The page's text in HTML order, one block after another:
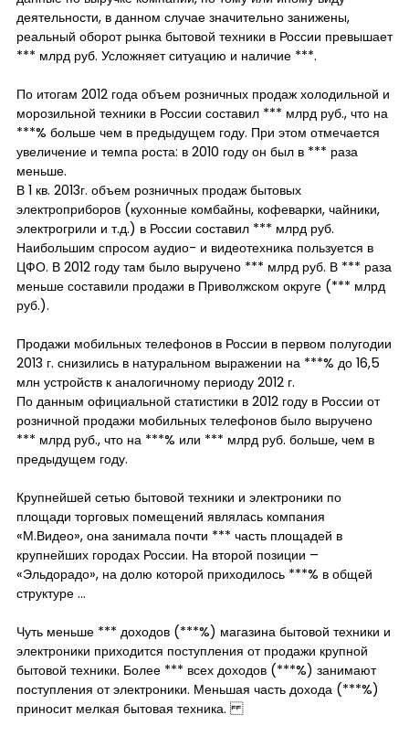
деятельности, в данном случае значительно занижены,
реальный оборот рынка бытовой техники в России превышает
*** млрд руб. Усложняет ситуацию и наличие ***.
По итогам 2012 года объем розничных продаж холодильной и
морозильной техники в России составил *** млрд руб., что на
***% больше чем в предыдущем году. При этом отмечается
увеличение и темпа роста: в 2010 году он был в *** раза
меньше.
В 1 кв. 2013г. объем розничных продаж бытовых
электроприборов (кухонные комбайны, кофеварки, чайники,
электрогрили и т.д.) в России составил *** млрд руб.
Наибольшим спросом аудио- и видеотехника пользуется в
ЦФО. В 2012 году там было выручено *** млрд руб. В *** раза
меньше составили продажи в Приволжском округе (*** млрд
руб.).
Продажи мобильных телефонов в России в первом полугодии
2013 г. снизились в натуральном выражении на ***% до 16,5
млн устройств к аналогичному периоду 2012 г.
По данным официальной статистики в 2012 году в России от
розничной продажи мобильных телефонов было выручено
*** млрд руб., что на ***% или *** млрд руб. больше, чем в
предыдущем году.
Крупнейшей сетью бытовой техники и электроники по
площади торговых помещений являлась компания
«М.Видео», она занимала почти *** часть площадей в
крупнейших городах России. На второй позиции –
«Эльдорадо», на долю которой приходилось ***% в общей
структуре …
Чуть меньше *** доходов (***%) магазина бытовой техники и
электроники приходится поступления от продажи крупной
бытовой техники. Более *** всех доходов (***%) занимают
поступления от электроники. Меньшая часть дохода (***%)
приносит мелкая бытовая техника.